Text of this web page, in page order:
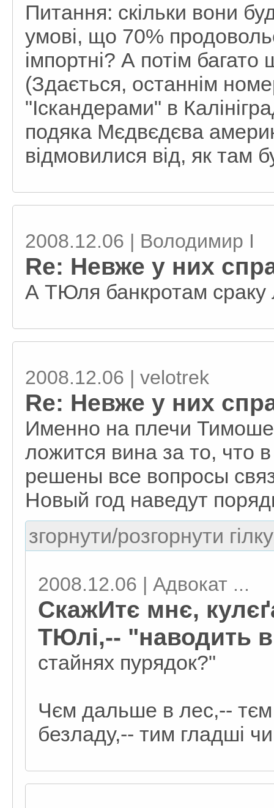
Питання: скільки вони
умові, що 70%
імпортні? А потім
(Здається, останнім
"Іскандерами" в
подяка Мєдвєдєва
відмовилися від, як там
2008.12.06 | Володимир I
Re: Невже у них
А ТЮля банкротам сраку
2008.12.06 | velotrek
Re: Невже у них
Именно на плечи
ложится вина за то, что
решены все вопросы
Новый год наведут
згорнути/розгорнути
2008.12.06 | Адвокат ...
СкажИтє мнє,
ТЮлі,-- "наводить
стайнях пурядок?"
Чєм дальше в лес,--
безладу,-- тим гладші